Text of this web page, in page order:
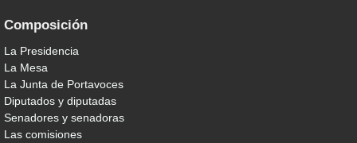
Composición
La Presidencia
La Mesa
La Junta de Portavoces
Diputados y diputadas
Senadores y senadoras
Las comisiones